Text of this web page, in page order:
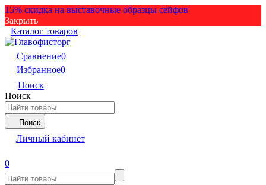
15% скидка на выставочные образцы сейфов
Закрыть
Каталог товаров
Сравнение0
Избранное0
Поиск
Поиск
Поиск
Личный кабинет
0